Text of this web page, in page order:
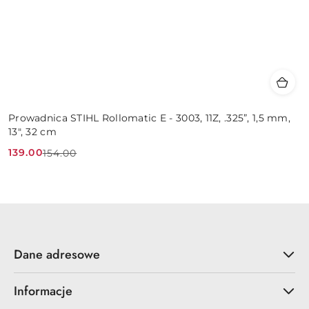
Prowadnica STIHL Rollomatic E - 3003, 11Z, .325”, 1,5 mm,
13", 32 cm
Cena
139.00
Cena
154.00
Dane adresowe
Informacje